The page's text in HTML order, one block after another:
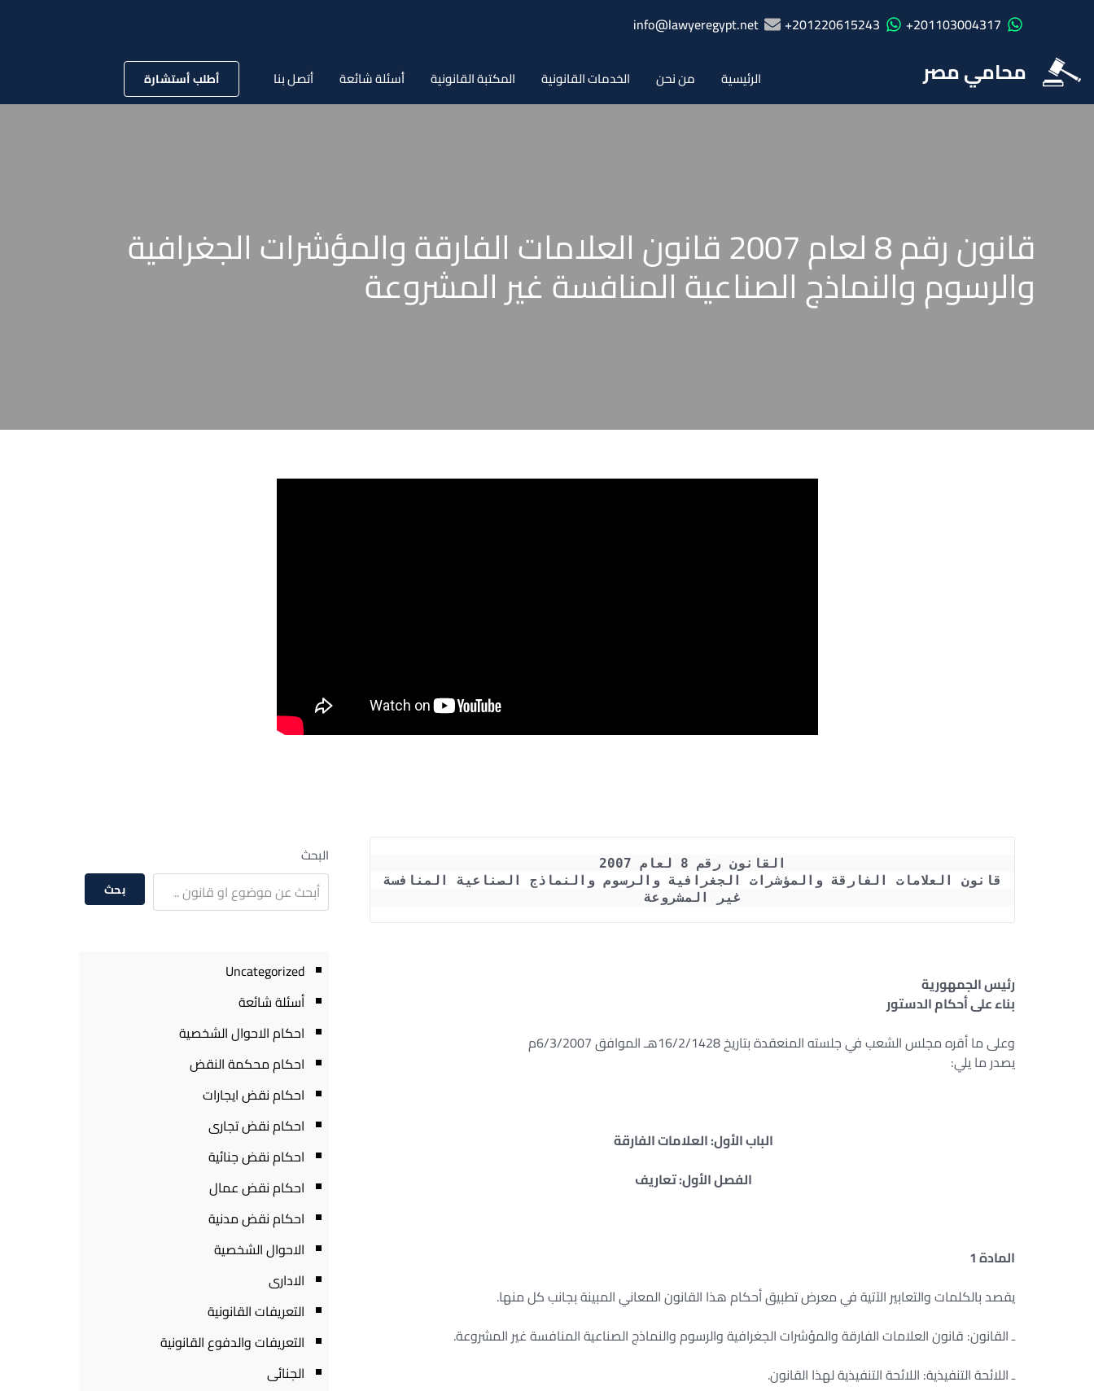
201103004317+
201220615243+
info@lawyeregypt.net
محامي مصر الرئيسية من نحن الخدمات القانونية المكتبة القانونية أسئلة شائعة أتصل بنا أطلب أستشارة
قانون رقم 8 لعام 2007 قانون العلامات الفارقة والمؤشرات الجغرافية
والرسوم والنماذج الصناعية المنافسة غير المشروعة
القانون رقم 8 لعام 2007
غير المشروعة
رئيس الجمهورية‏
بناء على أحكام الدستور
وعلى ما أقره مجلس الشعب في جلسته المنعقدة بتاريخ 16/2/1428هـ الموافق 6/3/2007م ‏
يصدر ما يلي: ‏
الباب الأول: العلامات الفارقة ‏
الفصل الأول: تعاريف ‏
المادة 1
يقصد بالكلمات والتعابير الآتية في معرض تطبيق أحكام هذا القانون المعاني المبينة بجانب كل منها. ‏
ـ القانون: قانون العلامات الفارقة والمؤشرات الجغرافية والرسوم والنماذج الصناعية المنافسة غير المشروعة. ‏
ـ اللائحة التنفيذية: اللائحة التنفيذية لهذا القانون. ‏
البحث
بحث
Uncategorized
أسئلة شائعة
احكام الاحوال الشخصية
احكام محكمة النقض
احكام نقض ايجارات
احكام نقض تجارى
احكام نقض جنائية
احكام نقض عمال
احكام نقض مدنية
الاحوال الشخصية
الادارى
التعريفات القانونية
التعريفات والدفوع القانونية
الجنائى